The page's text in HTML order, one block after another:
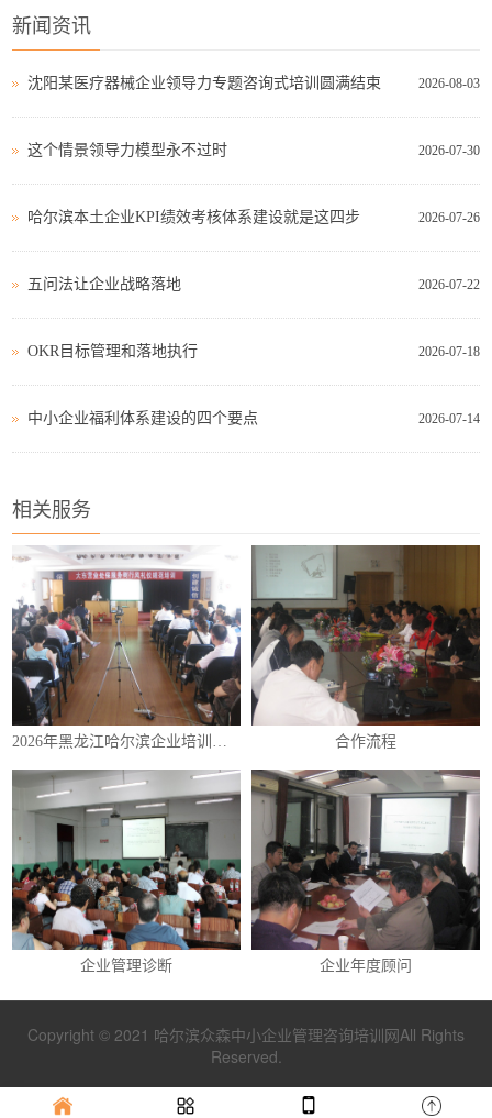
新闻资讯
2026-08-03
沈阳某医疗器械企业领导力专题咨询式培训圆满结束
2026-07-30
这个情景领导力模型永不过时
2026-07-26
哈尔滨本土企业KPI绩效考核体系建设就是这四步
2026-07-22
五问法让企业战略落地
2026-07-18
OKR目标管理和落地执行
2026-07-14
中小企业福利体系建设的四个要点
相关服务
2026年黑龙江哈尔滨企业培训（内训）课程表 合作流程
企业管理诊断 企业年度顾问
Copyright © 2021 哈尔滨众森中小企业管理咨询培训网All Rights
Reserved.